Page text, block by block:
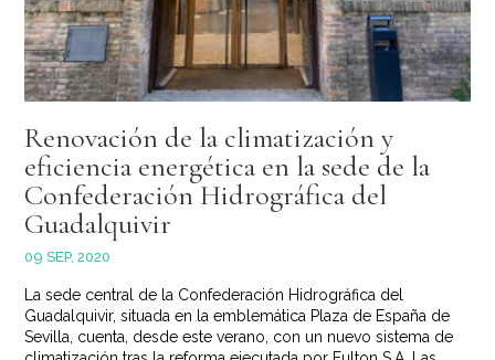
Renovación de la climatización y
eficiencia energética en la sede de la
Confederación Hidrográfica del
Guadalquivir
09 SEP, 2020
La sede central de la Confederación Hidrográfica del
Guadalquivir, situada en la emblemática Plaza de España de
Sevilla, cuenta, desde este verano, con un nuevo sistema de